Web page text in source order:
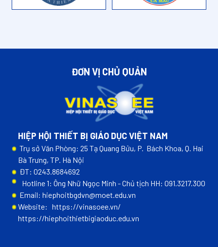
ĐƠN VỊ CHỦ QUẢN
HIỆP HỘI THIẾT BỊ GIÁO DỤC VIỆT NAM
Trụ sở Văn Phòng: 25 Tạ Quang Bửu, P. Bách Khoa, Q. Hai
Bà Trưng, TP. Hà Nội
ĐT: 0243.8684692
Hotline 1: Ông Nhữ Ngọc Minh - Chủ tịch HH: 091.3217.300
Email: hiephoitbgdvn@moet.edu.vn
Website: https://vinasoee.vn/
https://hiephoithietbigiaoduc.edu.vn